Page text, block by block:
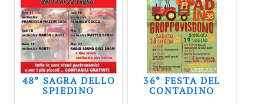
48° SAGRA DELLO
SPIEDINO
36° FESTA DEL
CONTADINO